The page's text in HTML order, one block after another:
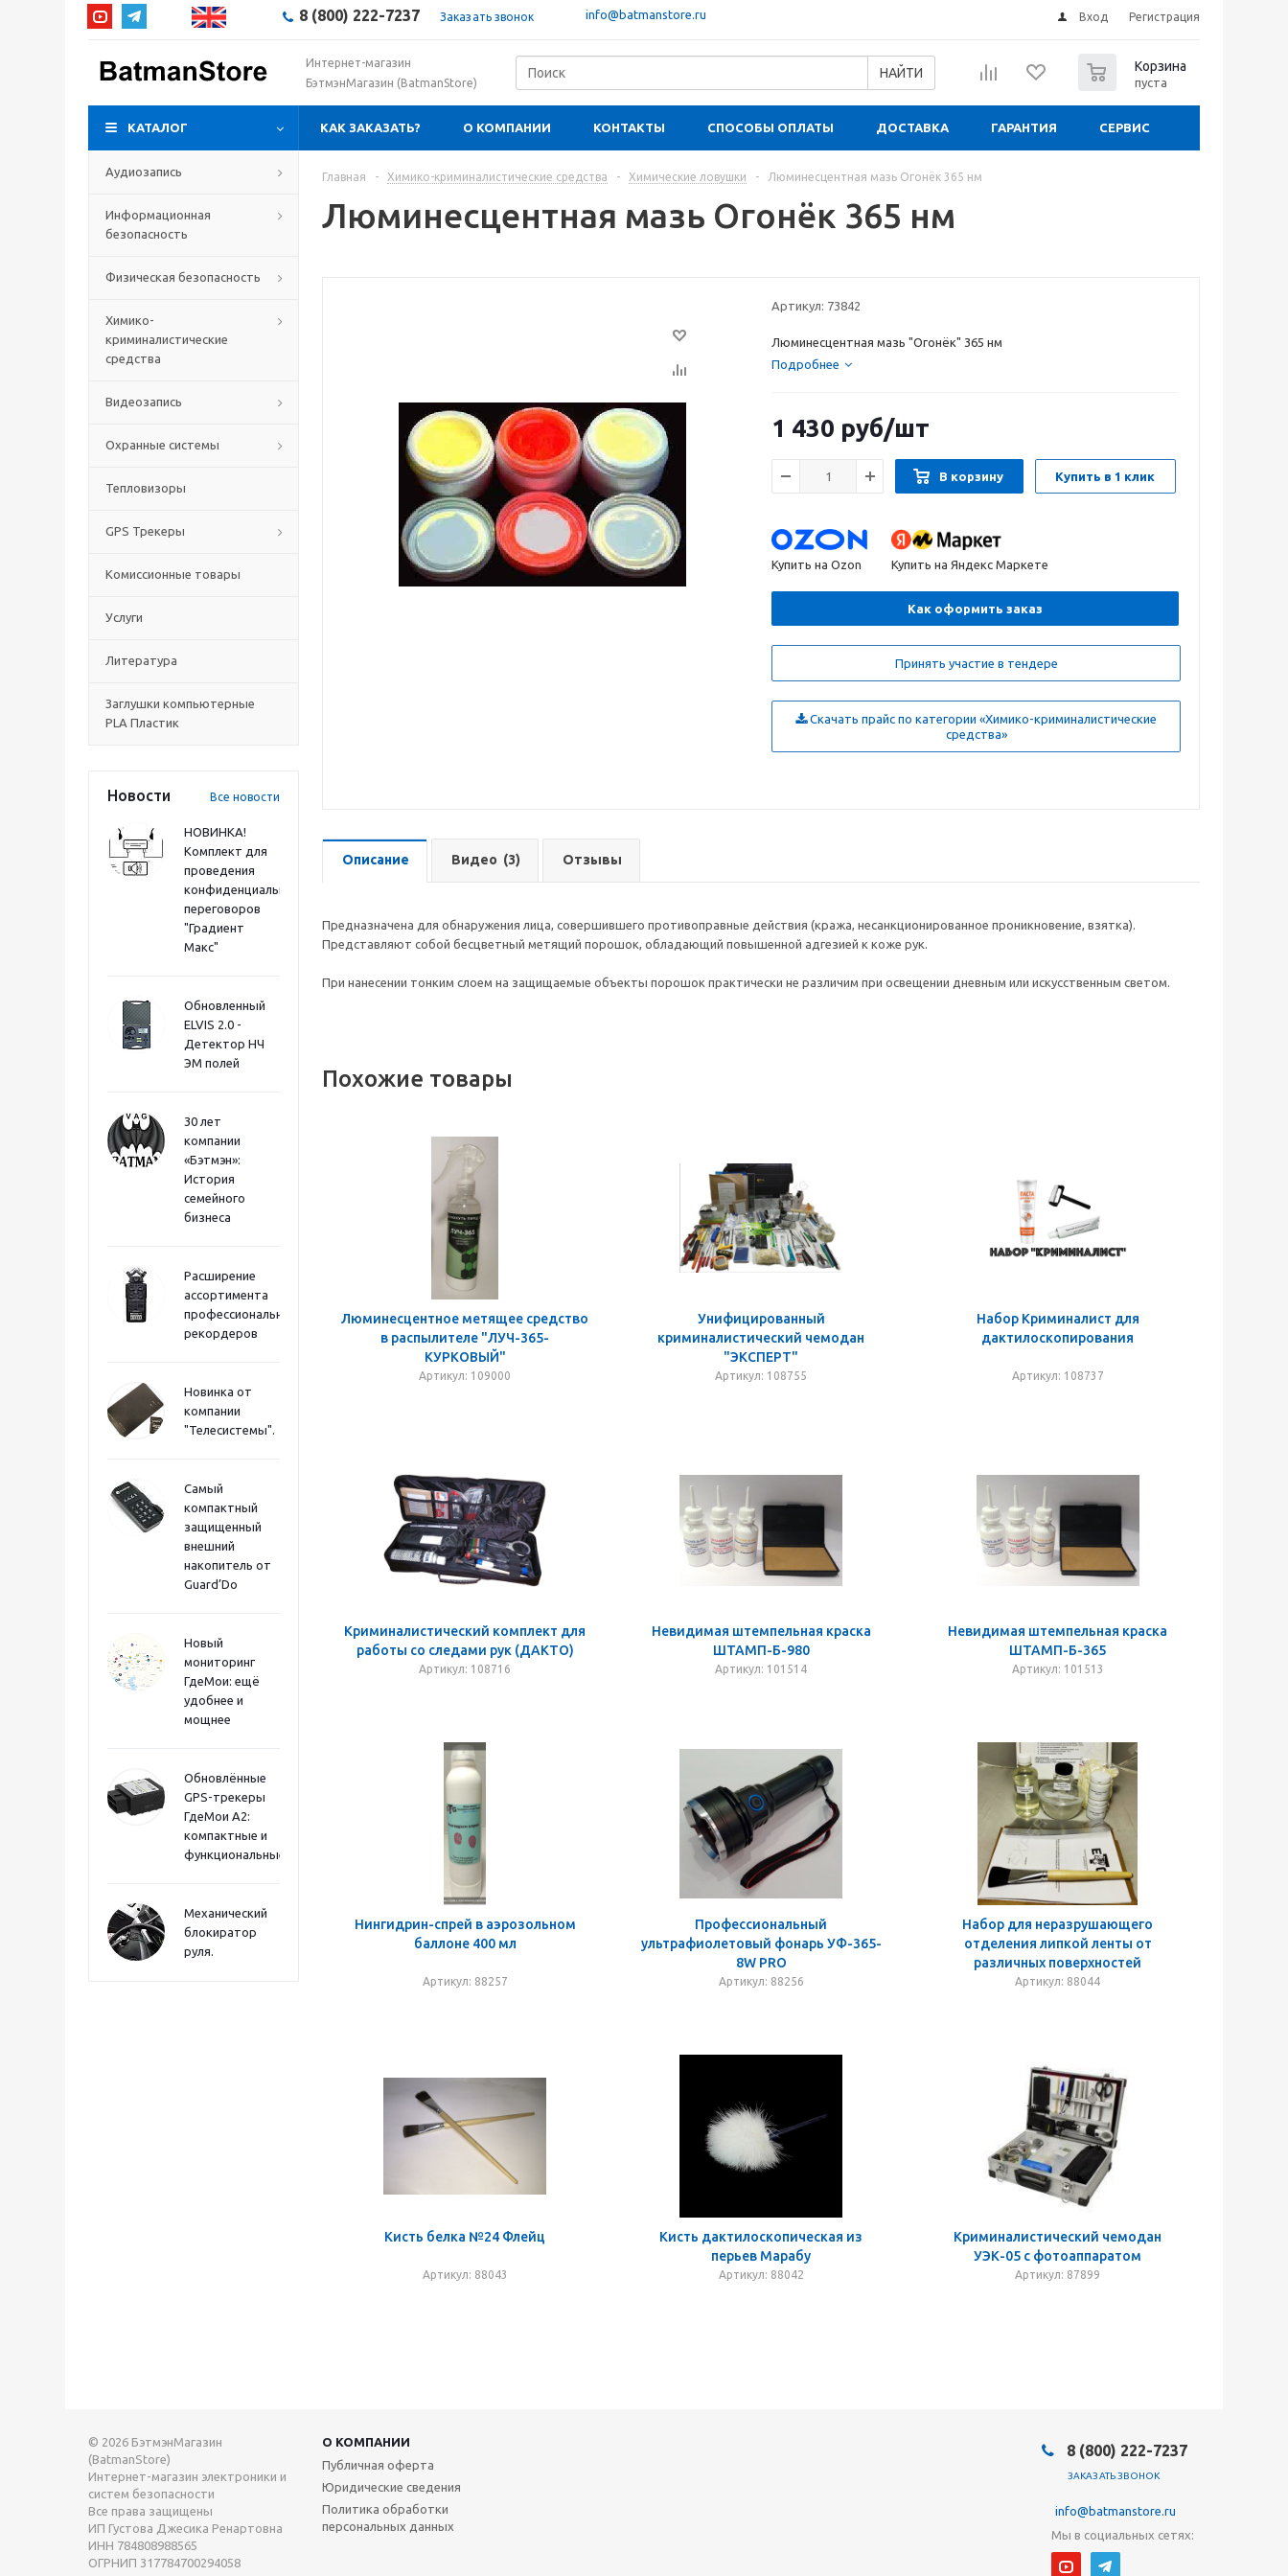
8 (800) 222-7237 Заказать звонок info@batmanstore.ru Вход Регистрация
Интернет-магазин
БэтмэнМагазин (BatmanStore)
НАЙТИ Корзина
пуста
КАТАЛОГ КАК ЗАКАЗАТЬ? О КОМПАНИИ КОНТАКТЫ СПОСОБЫ ОПЛАТЫ ДОСТАВКА ГАРАНТИЯ СЕРВИС
Аудиозапись
Информационная
безопасность
Физическая безопасность
Химико-
криминалистические
средства
Видеозапись
Охранные системы
Тепловизоры
GPS Трекеры
Комиссионные товары
Услуги
Литература
Заглушки компьютерные
PLA Пластик
Новости Все новости
НОВИНКА!
Комплект для
проведения
конфиденциальных
переговоров
"Градиент
Макс"
Обновленный
ELVIS 2.0 -
Детектор НЧ
ЭМ полей
30 лет
компании
«Бэтмэн»:
История
семейного
бизнеса
Расширение
ассортимента
профессиональных
рекордеров
Новинка от
компании
"Телесистемы".
Самый
компактный
защищенный
внешний
накопитель от
Guard’Do
Новый
мониторинг
ГдеМои: ещё
удобнее и
мощнее
Обновлённые
GPS-трекеры
ГдеМои А2:
компактные и
функциональные
Механический
блокиратор
руля.
Главная - Химико-криминалистические средства - Химические ловушки - Люминесцентная мазь Огонёк 365 нм
Люминесцентная мазь Огонёк 365 нм
Артикул: 73842
Люминесцентная мазь "Огонёк" 365 нм
Подробнее
1 430 руб/шт
В корзину Купить в 1 клик
Купить на Ozon Купить на Яндекс Маркете
Как оформить заказ
Принять участие в тендере
Скачать прайс по категории «Химико-криминалистические
средства»
Описание Видео (3) Отзывы
Предназначена для обнаружения лица, совершившего противоправные действия (кража, несанкционированное проникновение, взятка).
Представляют собой бесцветный метящий порошок, обладающий повышенной адгезией к коже рук.
При нанесении тонким слоем на защищаемые объекты порошок практически не различим при освещении дневным или искусственным светом.
Похожие товары
Люминесцентное метящее средство
в распылителе "ЛУЧ-365-
КУРКОВЫЙ"
Артикул: 109000
Унифицированный
криминалистический чемодан
"ЭКСПЕРТ"
Артикул: 108755
Набор Криминалист для
дактилоскопирования
Артикул: 108737
Криминалистический комплект для
работы со следами рук (ДАКТО)
Артикул: 108716
Невидимая штемпельная краска
ШТАМП-Б-980
Артикул: 101514
Невидимая штемпельная краска
ШТАМП-Б-365
Артикул: 101513
Нингидрин-спрей в аэрозольном
баллоне 400 мл
Артикул: 88257
Профессиональный
ультрафиолетовый фонарь УФ-365-
8W PRO
Артикул: 88256
Набор для неразрушающего
отделения липкой ленты от
различных поверхностей
Артикул: 88044
Кисть белка №24 Флейц
Артикул: 88043
Кисть дактилоскопическая из
перьев Марабу
Артикул: 88042
Криминалистический чемодан
УЭК-05 с фотоаппаратом
Артикул: 87899
© 2026 БэтмэнМагазин
(BatmanStore)
Интернет-магазин электроники и
систем безопасности
Все права защищены
ИП Густова Джесика Ренартовна
ИНН 784808988565
ОГРНИП 317784700294058
О КОМПАНИИ
Публичная оферта
Юридические сведения
Политика обработки
персональных данных
8 (800) 222-7237
ЗАКАЗАТЬ ЗВОНОК
info@batmanstore.ru
Мы в социальных сетях: